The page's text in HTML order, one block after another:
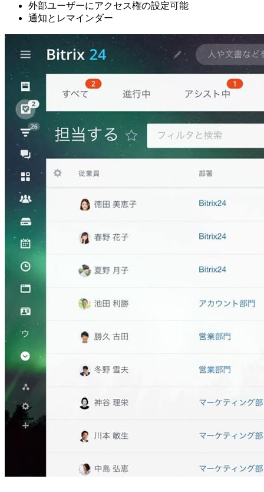
外部ユーザーにアクセス権の設定可能
通知とレマインダー